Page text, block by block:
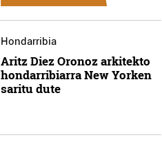
Hondarribia
Aritz Diez Oronoz arkitekto
hondarribiarra New Yorken
saritu dute